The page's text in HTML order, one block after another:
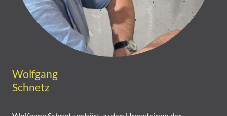
Wolfgang
Schnetz